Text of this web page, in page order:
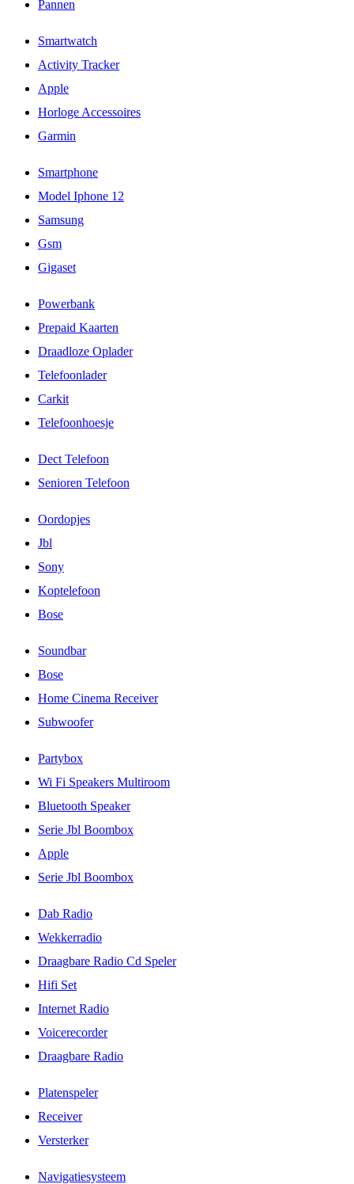
Pannen
Smartwatch
Activity Tracker
Apple
Horloge Accessoires
Garmin
Smartphone
Model Iphone 12
Samsung
Gsm
Gigaset
Powerbank
Prepaid Kaarten
Draadloze Oplader
Telefoonlader
Carkit
Telefoonhoesje
Dect Telefoon
Senioren Telefoon
Oordopjes
Jbl
Sony
Koptelefoon
Bose
Soundbar
Bose
Home Cinema Receiver
Subwoofer
Partybox
Wi Fi Speakers Multiroom
Bluetooth Speaker
Serie Jbl Boombox
Apple
Serie Jbl Boombox
Dab Radio
Wekkerradio
Draagbare Radio Cd Speler
Hifi Set
Internet Radio
Voicerecorder
Draagbare Radio
Platenspeler
Receiver
Versterker
Navigatiesysteem